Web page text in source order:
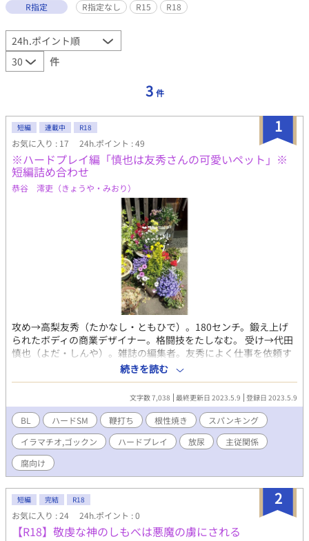
R指定
R指定なし R15 R18
件
3 件
1
短編 連載中 R18
お気に入り : 17 24h.ポイント : 49
※ハードプレイ編「慎也は友秀さんの可愛いペット」※
短編詰め合わせ
恭谷 澪吏（きょうや・みおり）
攻め→高梨友秀（たかなし・ともひで）。180センチ。鍛え上げ
られたボディの商業デザイナー。格闘技をたしなむ。 受け→代田
慎也（よだ・しんや）。雑誌の編集者。友秀によく仕事を依頼す
る。 愛情とも友情とも違う、「主従関係」。 ハードプレイ、野外
プレイ、女装プレイでエスエムをしています。痛い熱い系注意。
続きを読む
文字数 7,038 最終更新日 2023.5.9 登録日 2023.5.9
BL ハードSM 鞭打ち 根性焼き
スパンキング
イラマチオ,ゴックン
ハードプレイ 放尿
主従関係
腐向け
2
短編 完結 R18
お気に入り : 24 24h.ポイント : 0
【R18】敬虔な神のしもべは悪魔の虜にされる